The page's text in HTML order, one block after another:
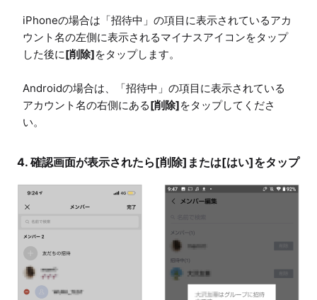
iPhoneの場合は「招待中」の項目に表示されているアカ
ウント名の左側に表示されるマイナスアイコンをタップ
した後に[削除]をタップします。
Androidの場合は、「招待中」の項目に表示されている
アカウント名の右側にある[削除]をタップしてくださ
い。
4. 確認画面が表示されたら[削除]または[はい]をタップ